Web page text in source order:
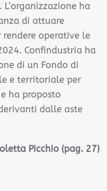
ha
di attuare
operative le
Confindustria ha
di un Fondo di
e territoriale per
ha proposto
dalle aste
Picchio (pag. 27)